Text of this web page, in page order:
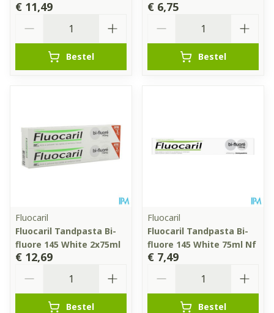
€ 11,49
Bestel
€ 6,75
Bestel
Fluocaril
Fluocaril Tandpasta Bi-
fluore 145 White 2x75ml
€ 12,69
Bestel
Fluocaril
Fluocaril Tandpasta Bi-
fluore 145 White 75ml Nf
€ 7,49
Bestel